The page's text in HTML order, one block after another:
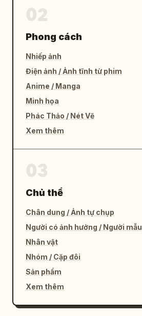
Phong cách
Nhiếp ảnh
Điện ảnh / Ảnh tĩnh từ phim
Anime / Manga
Minh họa
Phác Thảo / Nét Vẽ
Xem thêm
Chủ thể
Chân dung / Ảnh tự chụp
Người có ảnh hưởng / Người mẫu
Nhân vật
Nhóm / Cặp đôi
Sản phẩm
Xem thêm